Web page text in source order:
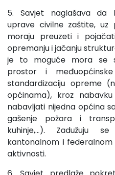
5. Savjet naglašava da
uprave civilne zaštite, uz
moraju preuzeti i
opremanju i jačanju
je to moguće mora se
prostor i
standardizaciju opreme
općinama), kroz
nabavljati nijedna općina
gašenje požara i
kuhinje,...). Zadužuju
kantonalnom i
aktivnosti.